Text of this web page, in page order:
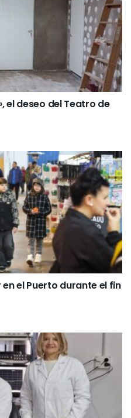
el deseo del Teatro de
el Puerto durante el fin